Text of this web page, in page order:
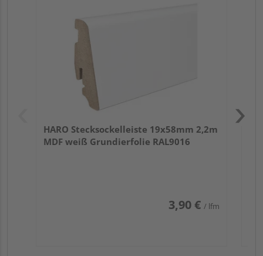
HARO Stecksockelleiste 19x58mm 2,2m
MDF weiß Grundierfolie RAL9016
3,90 € / lfm